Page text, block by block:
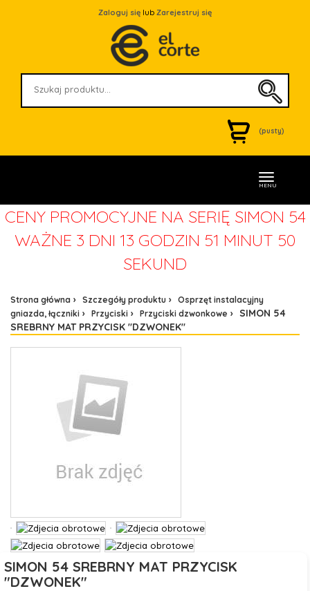
Zaloguj się lub Zarejestruj się
(pusty)
MENU
CENY PROMOCYJNE NA SERIĘ SIMON 54
WAŻNE 3 DNI 13 GODZIN 51 MINUT 50
SEKUND
Strona główna Szczegóły produktu
Osprzęt instalacyjny
gniazda, łączniki
Przyciski Przyciski dzwonkowe
SIMON 54
SREBRNY MAT PRZYCISK "DZWONEK"
SIMON 54 SREBRNY MAT PRZYCISK
"DZWONEK"